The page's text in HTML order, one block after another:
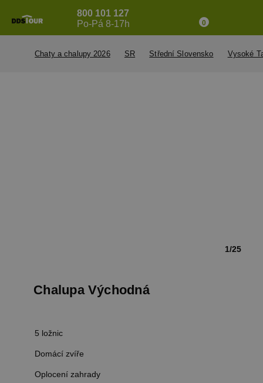
800 101 127
Po-Pá 8-17h
0
Chaty a chalupy 2026 SR Střední Slovensko Vysoké
1/25
Chalupa Východná
5 ložnic
Domácí zvíře
Oplocení zahrady